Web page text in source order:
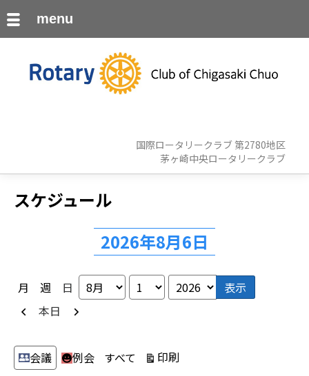
国際ロータリークラブ 第2780地区
茅ヶ崎中央ロータリークラブ
スケジュール
2026年8月6日
月 週 日 月日年
前本日
次
カ
テ
会議 例会 すべて 印刷
menu